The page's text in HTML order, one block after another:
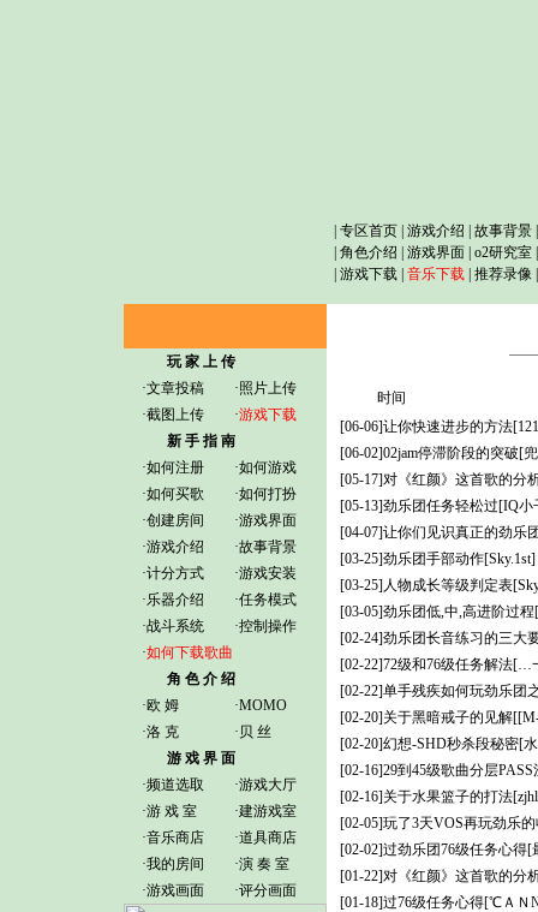
|专区首页 |游戏介绍 |故事背景
|角色介绍 |游戏界面 |o2研究室
|游戏下载 |音乐下载 |推荐录像
玩 家 上 传
·文章投稿 ·照片上传
·截图上传 ·游戏下载
新 手 指 南
·如何注册 ·如何游戏
·如何买歌 ·如何打扮
·创建房间 ·游戏界面
·游戏介绍 ·故事背景
·计分方式
·游戏安装
·乐器介绍 ·任务模式
·战斗系统 ·控制操作
·如何下载歌曲
角 色 介 绍
·欧 姆 ·MOMO
·洛 克 · 贝 丝
游 戏 界 面
·频道选取 ·游戏大厅
·游 戏 室 ·建游戏室
·音乐商店 ·道具商店
·我的房间 ·演 奏 室
·游戏画面 ·评分画面
时间
[06-06]让你快速进步的方法
[06-02]02jam停滞阶段的突破[
[05-17]对《红颜》这首歌的分
[05-13]劲乐团任务轻松过[IQ小
[04-07]让你们见识真正的劲乐
[03-25]劲乐团手部动作[Sky.1st]
[03-25] 人物成长等级判定表
[03-05]劲乐团低,中,高进阶过程
[02-24]劲乐团长音练习的三大
[02-22]72级和76级任务解法[…
[02-22]单手残疾如何玩劲乐团
[02-20]关于黑暗戒子的见解
[02-20]幻想-SHD秒杀段秘密[
[02-16]29到45级歌曲分层PASS
[02-16]关于水果篮子的打法
[02-05]玩了3天VOS再玩劲乐
[02-02]过劲乐团76级任务心得[
[01-22]对《红颜》这首歌的分
[01-18]过76级任务心得[℃ＡＮ